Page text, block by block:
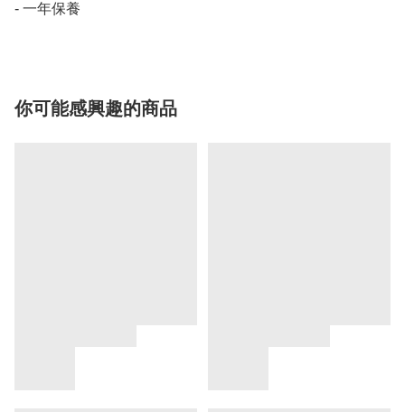
- 一年保養
你可能感興趣的商品